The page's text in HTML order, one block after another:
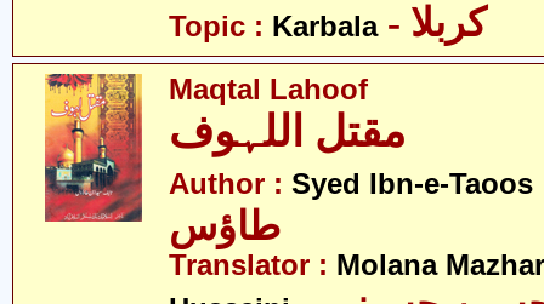
Topic : Karbala - کربلا
Maqtal Lahoof
Author : Syed Ibn-e-Taoos
طاؤس
Translator : Molana